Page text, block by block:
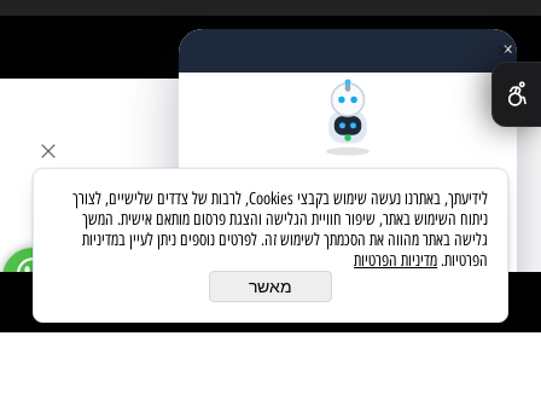
הוסף לסל
✕×
שאלו את העוזר החכם
מחפשים מוצר? אני כאן כדי לעזור
בואו נתחיל
לידיעתך, באתרנו נעשה שימוש בקבצי Cookies, לרבות של צדדים שלישיים, לצורך
ניתוח השימוש באתר, שיפור חוויית הגלישה והצגת פרסום מותאם אישית. המשך
גלישה באתר מהווה את הסכמתך לשימוש זה. לפרטים נוספים ניתן לעיין במדיניות
הפרטיות. מדיניות הפרטיות
מאשר